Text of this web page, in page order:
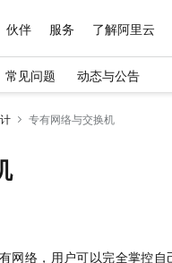
伙伴 服务 了解阿里云
常见问题 动态与公告
专有网络与交换机
网络，用户可以完全掌控
人工智能平台 PAI 大模型
5 分钟轻松部署专属
AI 特惠
Token Plan 模型订阅计划
价格计算器
自助选配和估算价格
数据与 API
成为产品伙伴
企业增值服务
企业成长
最佳实践